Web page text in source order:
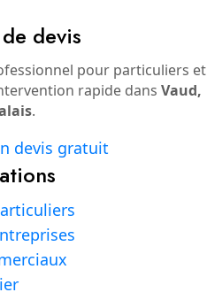
devis
pour particuliers et
rapide dans Vaud,
.
devis gratuit